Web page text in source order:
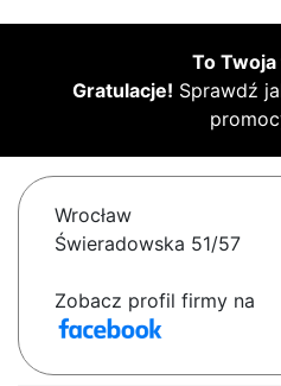
To
Gratulacje! Sprawdź
Wrocław
Świeradowska 51/57
Zobacz profil firmy na